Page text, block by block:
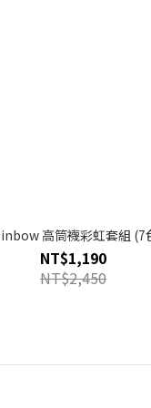
高筒襪彩虹套組 (7
NT$1,190
NT$2,450